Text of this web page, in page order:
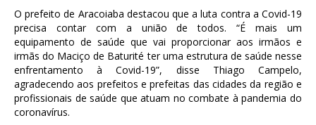
O prefeito de Aracoiaba destacou que a luta contra a Covid-19
precisa contar com a união de todos. “É mais um
equipamento de saúde que vai proporcionar aos irmãos e
irmãs do Maciço de Baturitéteruma estrutura de saúde nesse
enfrentamento à Covid-19”, disse Thiago Campelo,
agradecendo aos prefeitos e prefeitas das cidades da região e
profissionais de saúde que atuam no combate à pandemia do
coronavírus.